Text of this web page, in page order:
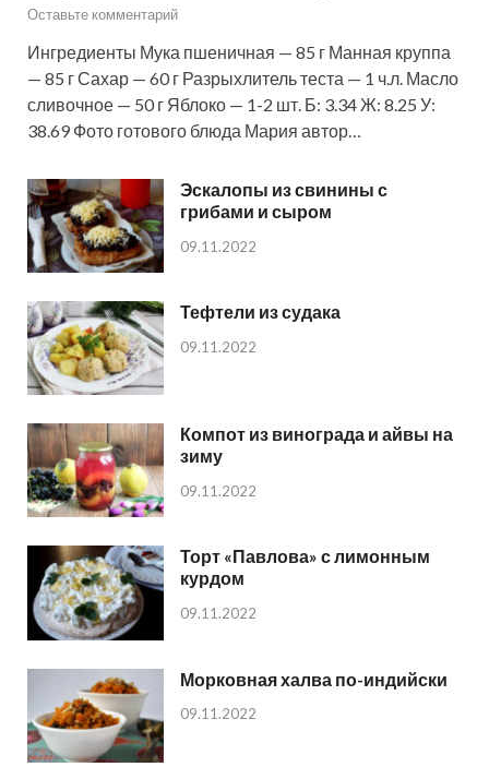
Оставьте комментарий
Ингредиенты Мука пшеничная — 85 г Манная круппа
— 85 г Сахар — 60 г Разрыхлитель теста — 1 ч.л. Масло
сливочное — 50 г Яблоко — 1-2 шт. Б: 3.34 Ж: 8.25 У:
38.69 Фото готового блюда Мария автор…
Эскалопы из свинины с
грибами и сыром
09.11.2022
Тефтели из судака
09.11.2022
Компот из винограда и айвы на
зиму
09.11.2022
Торт «Павлова» с лимонным
курдом
09.11.2022
Морковная халва по-индийски
09.11.2022